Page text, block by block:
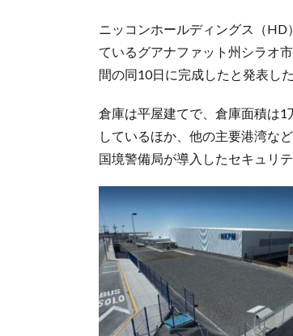
ニッコンホールディングス（
ているグアナファット州シラオ
間の同10日に完成したと発表した
倉庫は平屋建てで、倉庫面積は
しているほか、他の主要港湾な
国境警備局が導入したセキュリ